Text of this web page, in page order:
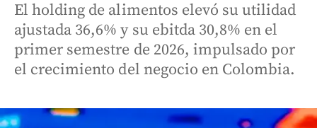
El holding de alimentos elevó su utilidad
ajustada 36,6% y su ebitda 30,8% en el
primer semestre de 2026, impulsado por
el crecimiento del negocio en Colombia.